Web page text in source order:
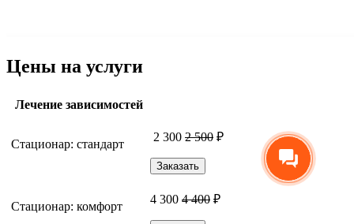
Цены на услуги
Лечение зависимостей
Стационар: стандарт
2 300 2 500 ₽
Заказать
Стационар: комфорт
4 300 4 400 ₽